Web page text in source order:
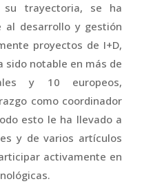
trayectoria, se ha
al desarrollo y gestión
proyectos de I+D,
sido notable en más de
y 10 europeos,
como coordinador
esto le ha llevado a
y de varios artículos
activamente en